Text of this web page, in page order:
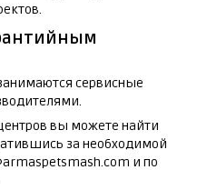
сервисные
вы можете найти
за необходимой
и по